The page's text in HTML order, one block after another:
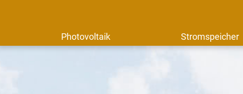
Photovoltaik Stromspeicher